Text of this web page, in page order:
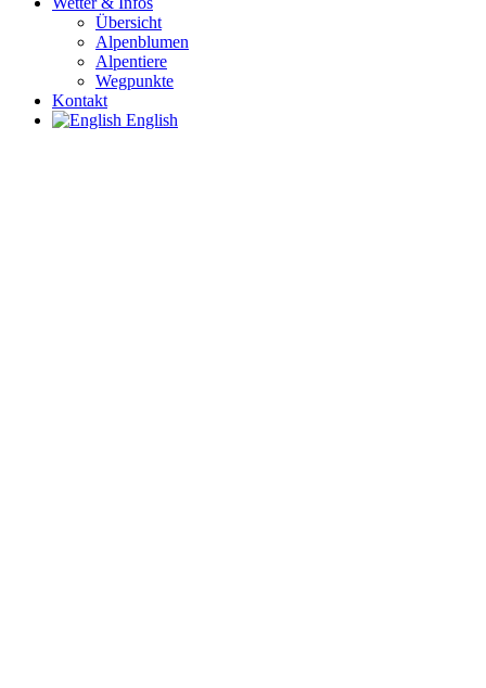
Übersicht
Alpenblumen
Alpentiere
Wegpunkte
Kontakt
English